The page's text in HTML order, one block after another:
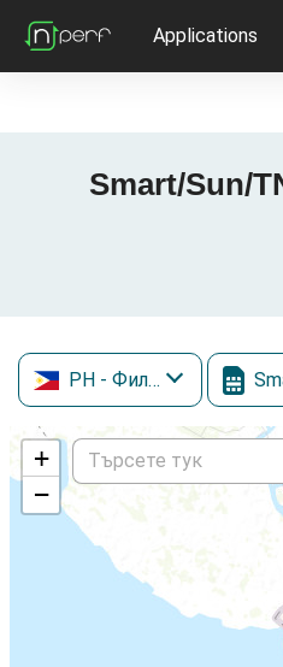
Applications
Smart/Sun/
PH - Филипини
+
−